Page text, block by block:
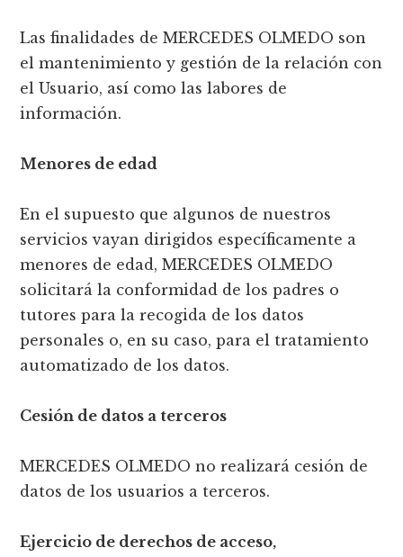
Las finalidades de MERCEDES OLMEDO son
el mantenimiento y gestión de la relación con
el Usuario, así como las labores de
información.
Menores de edad
En el supuesto que algunos de nuestros
servicios vayan dirigidos específicamente a
menores de edad, MERCEDES OLMEDO
solicitará la conformidad de los padres o
tutores para la recogida de los datos
personales o, en su caso, para el tratamiento
automatizado de los datos.
Cesión de datos a terceros
MERCEDES OLMEDO no realizará cesión de
datos de los usuarios a terceros.
Ejercicio de derechos de acceso,